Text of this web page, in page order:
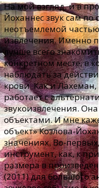
На мой взгляд, и в
Йоханнес звук сам по
неотъемлемой
извлечения. Именно
лучше всего
конкретном месте, в
наблюдать за
крови. Как и
работает с
звукоизвлечения.
объектами. И мне
объект» Козлова-
значениях. Во-
инструмент, как, к
размера в
(2011) для большого